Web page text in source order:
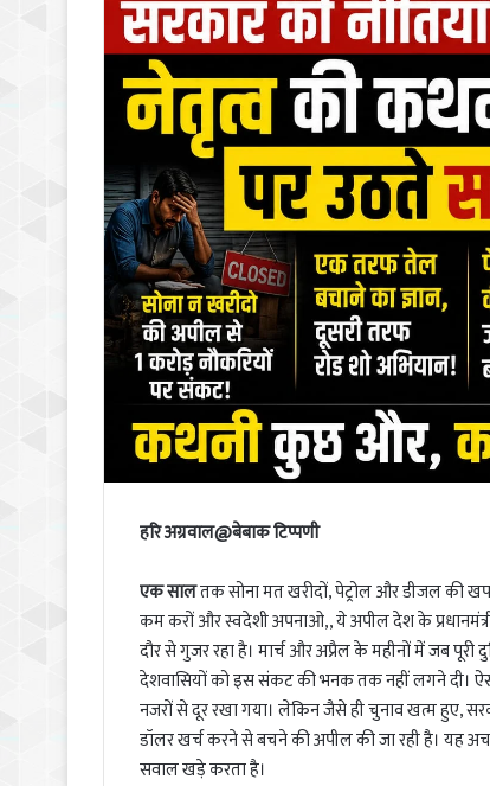
हरि अग्रवाल@बेबाक टिप्पणी
एक सालतक सोना मत खरीदों, पेट्रोल और डीजल की
कम करों और स्वदेशी अपनाओ,, ये अपील देश के
दौर से गुजर रहा है। मार्च और अप्रैल के महीनों में जब पूरी
देशवासियों को इस संकट की भनक तक नहीं लगने दी।
नजरों से दूर रखा गया। लेकिन जैसे ही चुनाव खत्म
डॉलर खर्च करने से बचने की अपील की जा रही है। यह
सवाल खड़े करता है।